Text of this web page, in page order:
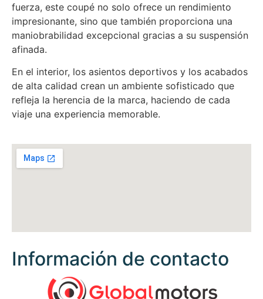
fuerza, este coupé no solo ofrece un rendimiento
impresionante, sino que también proporciona una
maniobrabilidad excepcional gracias a su suspensión
afinada.
En el interior, los asientos deportivos y los acabados
de alta calidad crean un ambiente sofisticado que
refleja la herencia de la marca, haciendo de cada
viaje una experiencia memorable.
Información de contacto